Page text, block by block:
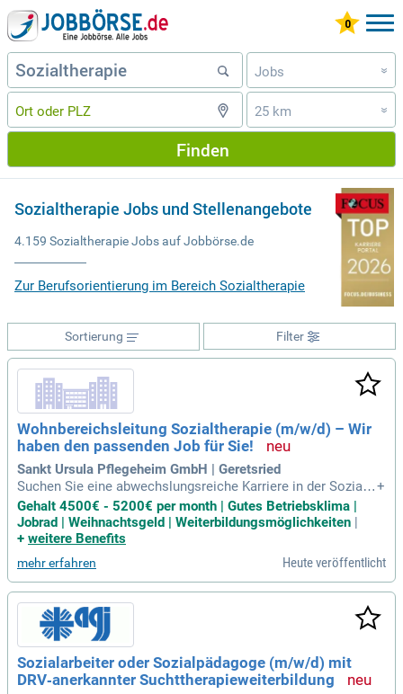
Jobs »
25 km »
Finden
Sozialtherapie Jobs und Stellenangebote
4.159 Sozialtherapie Jobs auf Jobbörse.de
Zur Berufsorientierung im Bereich Sozialtherapie
Filter
Sortierung
Wohnbereichsleitung Sozialtherapie (m/w/d) – Wir
haben den passenden Job für Sie!
Sankt Ursula Pflegeheim GmbH | Geretsried
Suchen Sie eine abwechslungsreiche Karriere in der Sozialt
herapie oder gerontopsychiatrischen Pflege? Werden Sie Tei
l eines engagierten Teams und stärken Sie Ihre Fähigkeiten!
Wir freuen uns auf Bewerbungen von qualifizierten Pflegefac
ikationsstärke und Teamorientierung sind in unserer interdi
sziplinären Umgebung gefragt. Profitieren Sie von unserer U
nterstützung bei der beruflichen Weiterentwicklung und nutz
en Sie unser attraktives Jobrad-Angebot für umweltfreundlic
he Mobilität. Bewerben Sie sich jetzt und gestalten Sie Ihre
Zukunft in der Pflege mit uns!
+
Gehalt 4500€ - 5200€ per month | Gutes Betriebsklima |
Jobrad | Weihnachtsgeld | Weiterbildungsmöglichkeiten |
+ weitere Benefits
mehr erfahren Heute veröffentlicht
Sozialarbeiter oder Sozialpädagoge (m/w/d) mit
DRV‑anerkannter Suchttherapieweiterbildung